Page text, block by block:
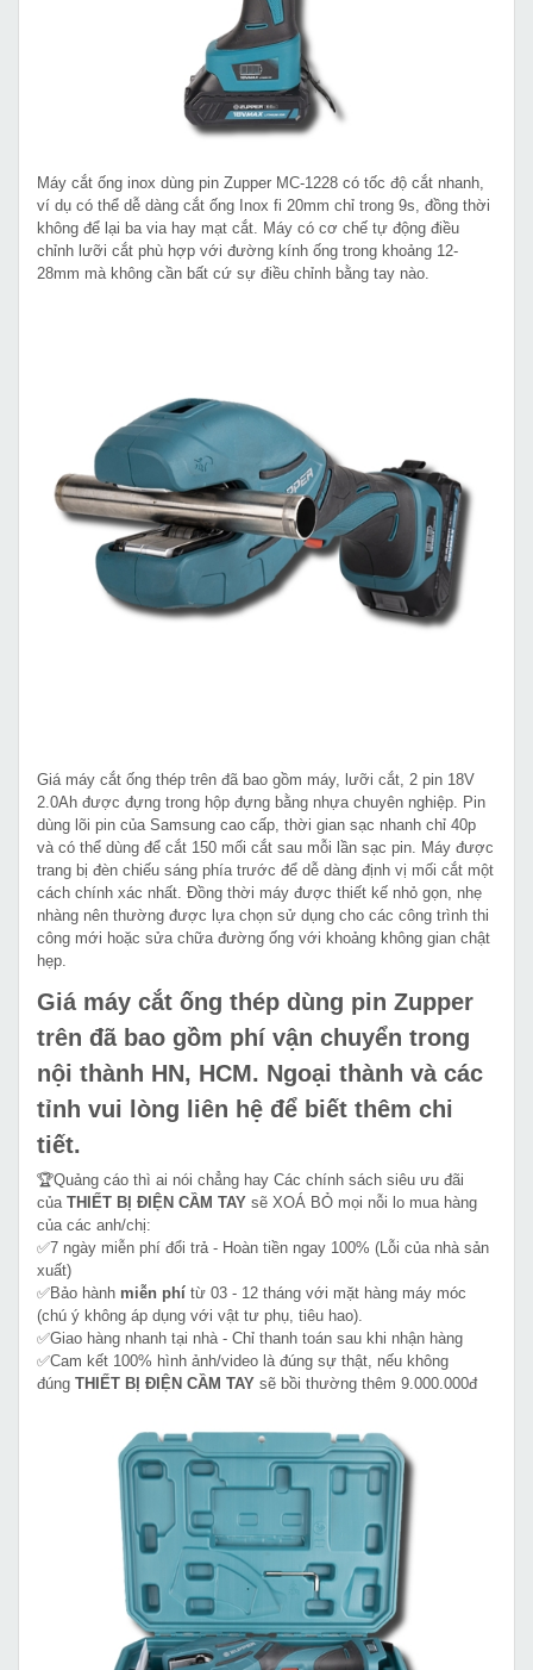
Máy cắt ống inox dùng pin Zupper MC-1228 có tốc độ cắt nhanh,
ví dụ có thể dễ dàng cắt ống Inox fi 20mm chỉ trong 9s, đồng thời
không để lại ba via hay mạt cắt. Máy có cơ chế tự động điều
chỉnh lưỡi cắt phù hợp với đường kính ống trong khoảng 12-
28mm mà không cần bất cứ sự điều chỉnh bằng tay nào.
Giá máy cắt ống thép trên đã bao gồm máy, lưỡi cắt, 2 pin 18V
2.0Ah được đựng trong hộp đựng bằng nhựa chuyên nghiệp. Pin
dùng lõi pin của Samsung cao cấp, thời gian sạc nhanh chỉ 40p
và có thể dùng để cắt 150 mối cắt sau mỗi lần sạc pin. Máy được
trang bị đèn chiếu sáng phía trước để dễ dàng định vị mối cắt một
cách chính xác nhất. Đồng thời máy được thiết kế nhỏ gọn, nhẹ
nhàng nên thường được lựa chọn sử dụng cho các công trình thi
công mới hoặc sửa chữa đường ống với khoảng không gian chật
hẹp.
Giá máy cắt ống thép dùng pin Zupper
trên đã bao gồm phí vận chuyển trong
nội thành HN, HCM. Ngoại thành và các
tỉnh vui lòng liên hệ để biết thêm chi
tiết.
🏆Quảng cáo thì ai nói chẳng hay Các chính sách siêu ưu đãi
của THIẾT BỊ ĐIỆN CẦM TAY sẽ XOÁ BỎ mọi nỗi lo mua hàng
của các anh/chị:
✅7 ngày miễn phí đổi trả - Hoàn tiền ngay 100% (Lỗi của nhà sản
xuất)
✅Bảo hành miễn phí từ 03 - 12 tháng với mặt hàng máy móc
(chú ý không áp dụng với vật tư phụ, tiêu hao).
✅Giao hàng nhanh tại nhà - Chỉ thanh toán sau khi nhận hàng
✅Cam kết 100% hình ảnh/video là đúng sự thật, nếu không
đúng THIẾT BỊ ĐIỆN CẦM TAY sẽ bồi thường thêm 9.000.000đ